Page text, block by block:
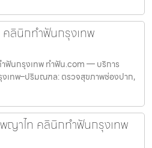
ลินิกทำฟันกรุงเทพ
ฟันกรุงเทพ ทำฟัน.com — บริการ
เทพ–ปริมณฑล: ตรวจสุขภาพช่องปาก,
ญาไท คลินิกทำฟันกรุงเทพ